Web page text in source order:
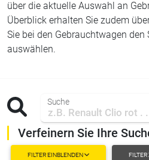
über die aktuelle Auswahl an
Überblick erhalten Sie zudem
Sie bei den Gebrauchtwagen den
auswählen.
Suche
Verfeinern Sie Ihre
FILTER EINBLENDEN FILTER